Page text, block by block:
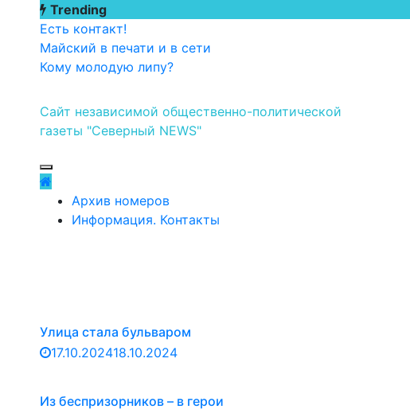
Перейти
содержимому
Trending
Есть контакт!
Майский в печати и в сети
Кому молодую липу?
Сайт независимой общественно-политической
газеты "Северный NEWS"
Архив номеров
Информация. Контакты
Улица стала бульваром
17.10.202418.10.2024
Из беспризорников – в герои